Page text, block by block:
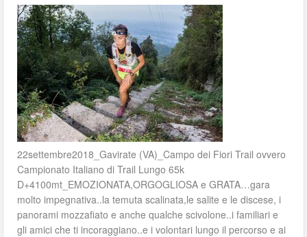
22settembre2018_Gavirate (VA)_Campo dei Fiori Trail ovvero
Campionato Italiano di Trail Lungo 65k
D+4100mt_EMOZIONATA,ORGOGLIOSA e GRATA…gara
molto impegnativa..la temuta scalinata,le salite e le discese, i
panorami mozzafiato e anche qualche scivolone..i familiari e
gli amici che ti incoraggiano..e i volontari lungo il percorso e ai